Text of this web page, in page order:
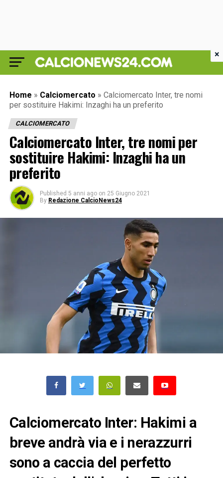
Home » Calciomercato » Calciomercato Inter, tre nomi
per sostituire Hakimi: Inzaghi ha un preferito
CALCIOMERCATO
Calciomercato Inter, tre nomi per
sostituire Hakimi: Inzaghi ha un
preferito
Published 5 anni ago on 25 Giugno 2021
By Redazione CalcioNews24
Calciomercato Inter: Hakimi a
breve andrà via e i nerazzurri
sono a caccia del perfetto
×